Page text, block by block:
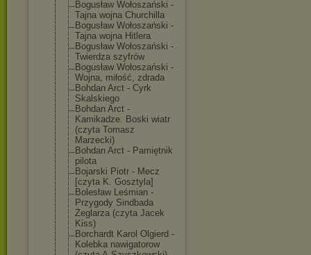
Bogusław Wołoszański -
Tajna wojna Churchilla
Bogusław Wołoszański -
Tajna wojna Hitlera
Bogusław Wołoszański -
Twierdza szyfrów
Bogusław Wołoszański -
Wojna, miłość, zdrada
Bohdan Arct - Cyrk
Skalskiego
Bohdan Arct -
Kamikadze. Boski wiatr
(czyta Tomasz
Marzecki)
Bohdan Arct - Pamiętnik
pilota
Bojarski Piotr - Mecz
[czyta K. Gosztyla]
Bolesław Leśmian -
Przygody Sindbada
Żeglarza (czyta Jacek
Kiss)
Borchardt Karol Olgierd -
Kolebka nawigatorow